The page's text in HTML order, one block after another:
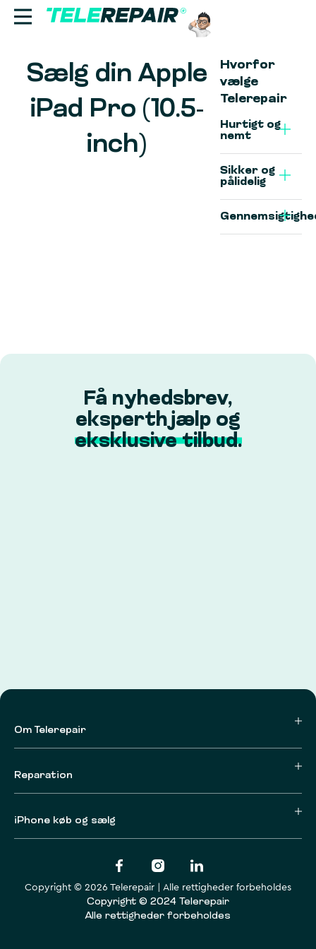
Reparation
Sælg
Sælg din Apple
iPad Pro (10.5-
inch)
Hvorfor
vælge
Telerepair
Hurtigt og
nemt
Sikker og
pålidelig
Få nyhedsbrev,
eksperthjælp og
eksklusive tilbud.
Om Telerepair
Reparation
iPhone køb og sælg
Copyright © 2026 Telerepair | Alle rettigheder forbeholdes
Copyright © 2024 Telerepair
Alle rettigheder forbeholdes